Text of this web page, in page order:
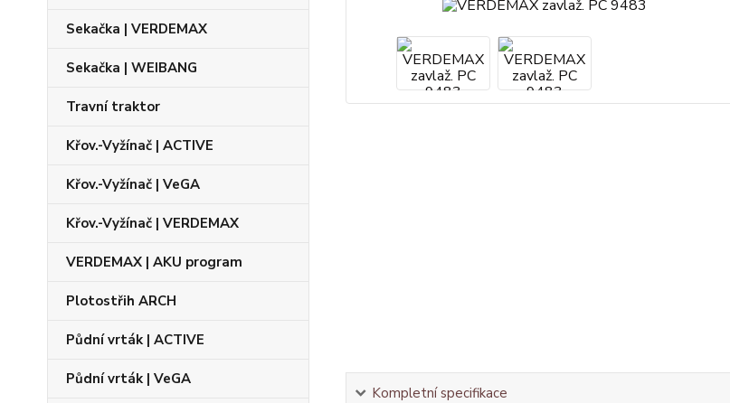
Sekačka | VERDEMAX
Sekačka | WEIBANG
Travní traktor
Křov.-Vyžínač | ACTIVE
Křov.-Vyžínač | VeGA
Křov.-Vyžínač | VERDEMAX
VERDEMAX | AKU program
Plotostřih ARCH
Půdní vrták | ACTIVE
Půdní vrták | VeGA
Kompletní specifikace